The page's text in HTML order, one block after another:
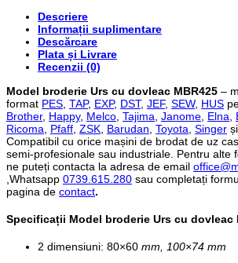
Descriere
Informații suplimentare
Descărcare
Plata și Livrare
Recenzii (0)
Model broderie Urs cu dovleac MBR425 –
format PES TAP, EXP, DST, JEF, SEW, HUS
Brother, Happy, Melco Tajima Janome Elna
Ricoma
Pfaff ZSK Barudan Toyota Singer
Compatibil cu orice mașini de brodat de uz
semi-profesionale sau industriale. Pentru alte
ne puteți contacta la adresa de email
,Whatsapp 0739.615.280 sau completați
pagina de contact.
Specificații Model broderie Urs cu dovleac
2 dimensiuni: 80×60 mm, 100×74 mm